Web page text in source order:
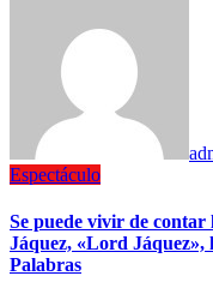
Espectáculo
Se puede vivir de
Jáquez, «Lord Jáquez»,
Palabras